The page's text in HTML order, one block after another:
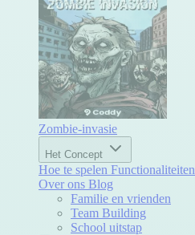
Zombie-invasie
Het Concept
Hoe te spelen Functionaliteiten
Over ons Blog
Familie en vrienden
Team Building
School uitstap